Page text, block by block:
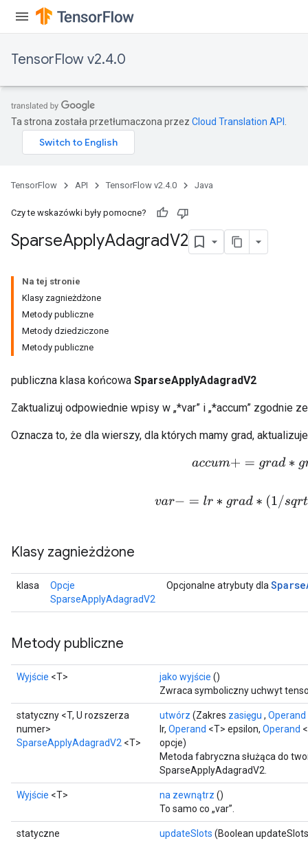
TensorFlow v2.4.0
Ta strona została przetłumaczona przez Cloud Translation API
TensorFlow API TensorFlow v2.4.0 Java
Czy te wskazówki były pomocne?
SparseApplyAdagradV2
Na tej stronie
Klasy zagnieżdżone
Metody publiczne
Metody dziedziczone
Metody publiczne
publiczna klasa końcowa SparseApplyAdagradV2
Zaktualizuj odpowiednie wpisy w „*var” i „*accum” zgodnie
Oznacza to, że dla wierszy, dla których mamy grad,
accum += grad∗grad
var −=l r∗ grad∗(1 /sqrt(ac
Klasy zagnieżdżone
klasa
Opcje
SparseApplyAdagradV2
Opcjonalne atrybuty dla Sparse
Metody publiczne
Wyjście <T> jako wyjście ()
Zwraca symboliczny uchwyt
statyczny <T, U rozszerza
numer>
SparseApplyAdagradV2 <T>
utwórz (Zakres zasięgu , Operand
lr, Operand <T> epsilon, Operand
opcje)
Metoda fabryczna służąca do
SparseApplyAdagradV2.
Wyjście <T> na zewnątrz ()
To samo co „var”.
statyczne
updateSlots (Boolean